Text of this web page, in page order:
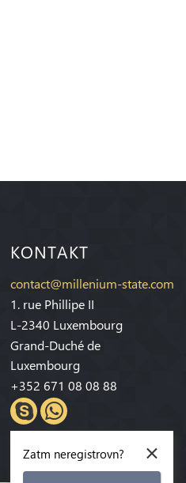
KONTAKT
contact@millenium-state.com
1. rue Phillipe II
L-2340 Luxembourg
Grand-Duché de
Luxembourg
+352 671 08 08 88
×
Zatm neregistrovn?